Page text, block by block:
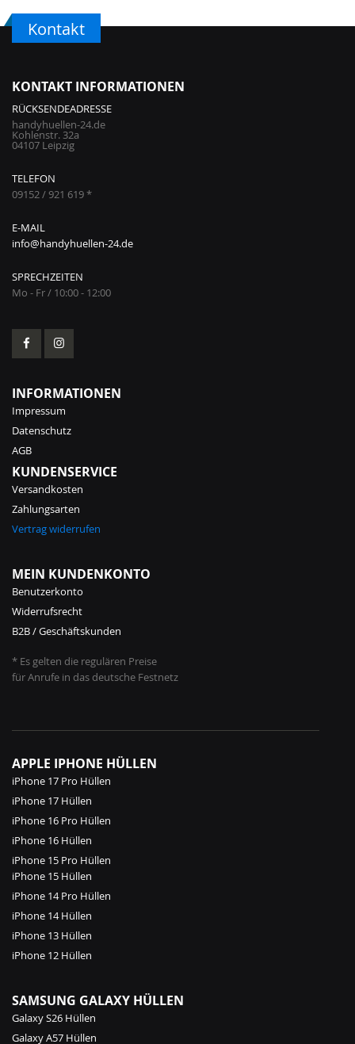
Kontakt
KONTAKT INFORMATIONEN
RÜCKSENDEADRESSE
handyhuellen-24.de
Kohlenstr. 32a
04107 Leipzig
TELEFON
09152 / 921 619 *
E-MAIL
info@handyhuellen-24.de
SPRECHZEITEN
Mo - Fr / 10:00 - 12:00
INFORMATIONEN
Impressum
Datenschutz
AGB
KUNDENSERVICE
Versandkosten
Zahlungsarten
Vertrag widerrufen
MEIN KUNDENKONTO
Benutzerkonto
Widerrufsrecht
B2B / Geschäftskunden
* Es gelten die regulären Preise
für Anrufe in das deutsche Festnetz
APPLE IPHONE HÜLLEN
iPhone 17 Pro Hüllen
iPhone 17 Hüllen
iPhone 16 Pro Hüllen
iPhone 16 Hüllen
iPhone 15 Pro Hüllen
iPhone 15 Hüllen
iPhone 14 Pro Hüllen
iPhone 14 Hüllen
iPhone 13 Hüllen
iPhone 12 Hüllen
SAMSUNG GALAXY HÜLLEN
Galaxy S26 Hüllen
Galaxy A57 Hüllen